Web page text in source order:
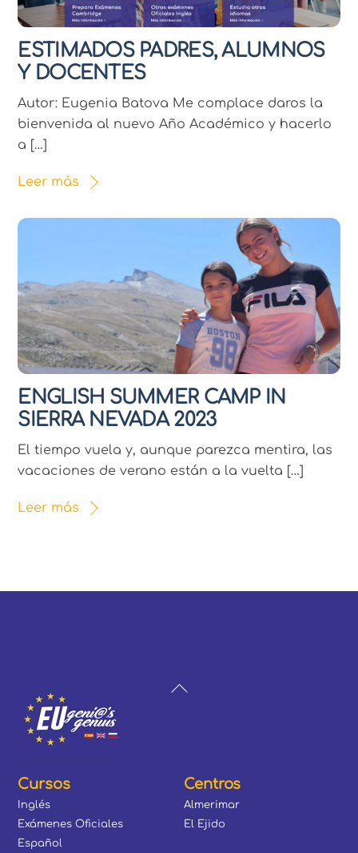
ESTIMADOS PADRES, ALUMNOS
Y DOCENTES
Autor: Eugenia Batova Me complace daros la
bienvenida al nuevo Año Académico y hacerlo
a […]
Leer más
ENGLISH SUMMER CAMP IN
SIERRA NEVADA 2023
El tiempo vuela y, aunque parezca mentira, las
vacaciones de verano están a la vuelta […]
Leer más
Back
Cursos
Inglés
Exámenes Oficiales
Español
Centros
Almerimar
El Ejido